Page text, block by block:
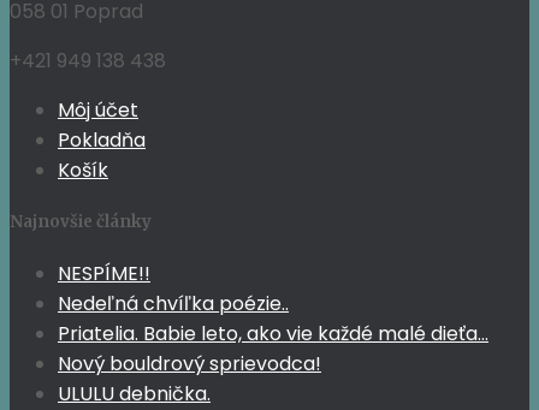
058 01 Poprad
+421 949 138 438
Môj účet
Pokladňa
Košík
Najnovšie články
NESPÍME!!
Nedeľná chvíľka poézie..
Priatelia. Babie leto, ako vie každé malé dieťa…
Nový bouldrový sprievodca!
ULULU debnička.